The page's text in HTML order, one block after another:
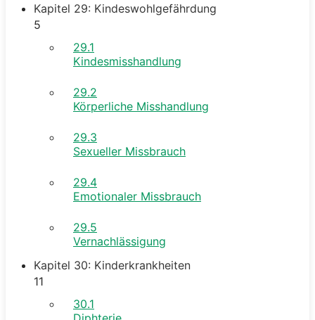
Kapitel 29: Kindeswohlgefährdung
5
29.1
Kindesmisshandlung
29.2
Körperliche Misshandlung
29.3
Sexueller Missbrauch
29.4
Emotionaler Missbrauch
29.5
Vernachlässigung
Kapitel 30: Kinderkrankheiten
11
30.1